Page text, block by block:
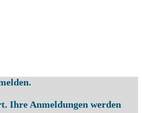
Ihre Anmeldungen werden